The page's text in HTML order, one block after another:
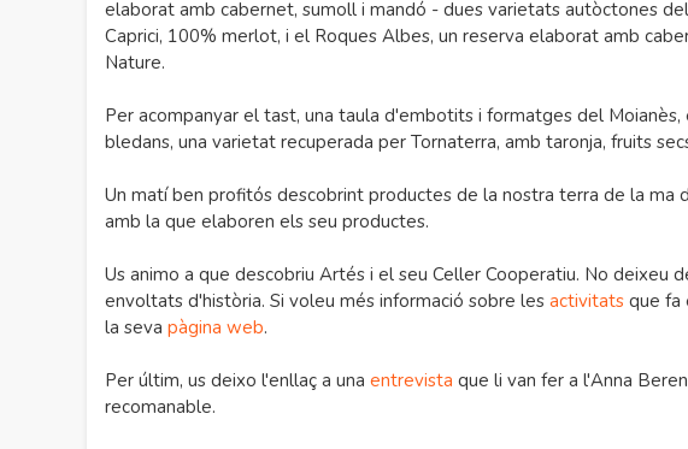
elaborat amb cabernet, sumoll i mandó - dues varietats autòctones
Caprici, 100% merlot, i el Roques Albes, un reserva elaborat amb
Nature.
Per acompanyar el tast, una taula d'embotits i formatges del Moianès,
bledans, una varietat recuperada per Tornaterra, amb taronja, fruits
Un matí ben profitós descobrint productes de la nostra terra de la ma
amb la que elaboren els seu productes.
Us animo a que descobriu Artés i el seu Celler Cooperatiu. No deixeu
envoltats d'història. Si voleu més informació sobre les activitats que fa
la seva pàgina web.
Per últim, us deixo l'enllaç a una entrevista que li van fer a l'Anna
recomanable.